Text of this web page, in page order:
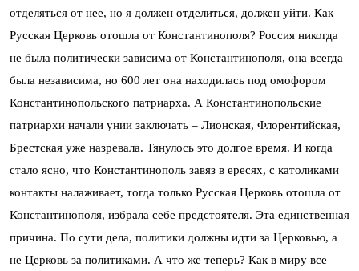
отделяться от нее, но я должен отделиться, должен уйти. Как
Русская Церковь отошла от Константинополя? Россия никогда
не была политически зависима от Константинополя, она всегда
была независима, но 600 лет она находилась под омофором
Константинопольского патриарха. А Константинопольские
патриархи начали унии заключать – Лионская, Флорентийская,
Брестская уже назревала. Тянулось это долгое время. И когда
стало ясно, что Константинополь завяз в ересях, с католиками
контакты налаживает, тогда только Русская Церковь отошла от
Константинополя, избрала себе предстоятеля. Эта единственная
причина. По сути дела, политики должны идти за Церковью, а
не Церковь за политиками. А что же теперь? Как в миру все